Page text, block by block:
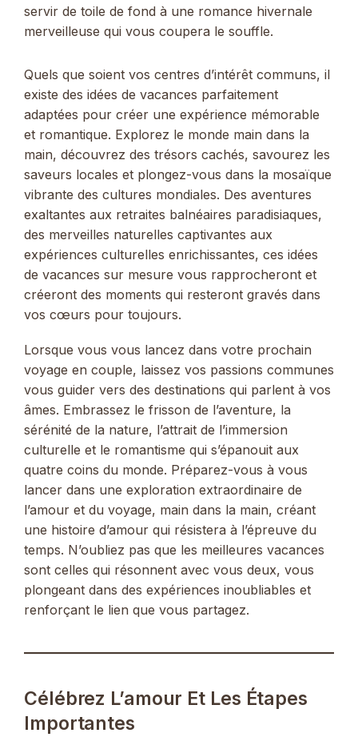
servir de toile de fond à une romance hivernale
merveilleuse qui vous coupera le souffle.
Quels que soient vos centres d’intérêt communs, il
existe des idées de vacances parfaitement
adaptées pour créer une expérience mémorable
et romantique. Explorez le monde main dans la
main, découvrez des trésors cachés, savourez les
saveurs locales et plongez-vous dans la mosaïque
vibrante des cultures mondiales. Des aventures
exaltantes aux retraites balnéaires paradisiaques,
des merveilles naturelles captivantes aux
expériences culturelles enrichissantes, ces idées
de vacances sur mesure vous rapprocheront et
créeront des moments qui resteront gravés dans
vos cœurs pour toujours.
Lorsque vous vous lancez dans votre prochain
voyage en couple, laissez vos passions communes
vous guider vers des destinations qui parlent à vos
âmes. Embrassez le frisson de l’aventure, la
sérénité de la nature, l’attrait de l’immersion
culturelle et le romantisme qui s’épanouit aux
quatre coins du monde. Préparez-vous à vous
lancer dans une exploration extraordinaire de
l’amour et du voyage, main dans la main, créant
une histoire d’amour qui résistera à l’épreuve du
temps. N’oubliez pas que les meilleures vacances
sont celles qui résonnent avec vous deux, vous
plongeant dans des expériences inoubliables et
renforçant le lien que vous partagez.
Célébrez L’amour Et Les Étapes
Importantes